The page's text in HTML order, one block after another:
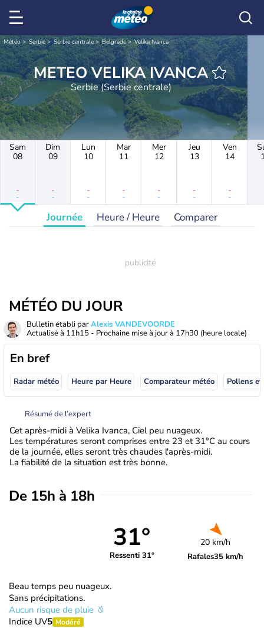
Météo Serbie Serbie centrale Belgrade Velika Ivanca
METEO VELIKA IVANCA
Serbie (Serbie centrale)
Sam
08
-
-
Dim
09
-
-
Lun
10
-
-
Mar
11
-
-
Mer
12
-
-
Jeu
13
-
-
Ven
14
-
-
Journée Heure / Heure Comparer
MÉTÉO DU JOUR
Bulletin établi parAlexis VANDEVOORDE
Actualisé à 11h15 - Prochaine mise à jour à 17h30 (heure locale)
En bref
Radar météo Heure par Heure Comparateur météo Pollens
Résumé de l’expert
Cet après-midi à Velika Ivanca, Ciel peu nuageux.
Les températures seront comprises entre 23 et 31°C au cours
de la journée, elles seront très chaudes l'après-midi.
La fiabilité de la situation est très bonne.
De 15h à 18h
31°
Ressenti 31°
20 km/h
Rafales35 km/h
Beau temps peu nuageux.
Sans précipitations.
Aucun risque de pluie
Indice UV5 Modéré